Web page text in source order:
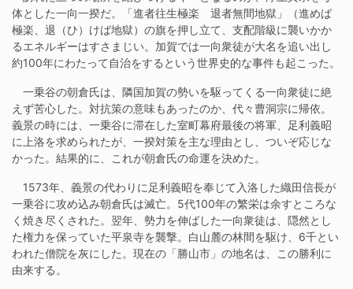
体とした一向一揆だ。「進者往生極楽 退者無間地獄」（進めば
極楽、退（ひ）けば地獄）の旗を押し立て、支配階級に襲いかか
るエネルギーはすさまじい。加賀では一向衆徒が大名を追い出し
約100年にわたって自治をするという世界史的な事件も起こった。
一乗谷の朝倉氏は、隣国加賀の勢いを駆ってくる一向衆徒に絶
えず苦心した。対抗策の意味もあったのか、代々曹洞宗に帰依。
義景の時には、一乗谷に滞在した室町幕府最後の将軍、足利義昭
に上洛を求められたが、一揆対策を主な理由とし、ついぞ応じな
かった。結果的に、これが朝倉氏の命運を決めた。
1573年、義景の代わりに足利義昭を奉じて入洛した織田信長が
一乗谷に攻め込み朝倉氏は滅亡。5代100年の繁栄は余すところな
く焼き尽くされた。翌年、勢力を伸ばした一向衆徒は、隠然とし
た権力を保っていた平泉寺を襲撃。白山麓の林間を駆け、6千とい
われた僧院を灰にした。現在の「勝山市」の地名は、この勝利に
由来する。